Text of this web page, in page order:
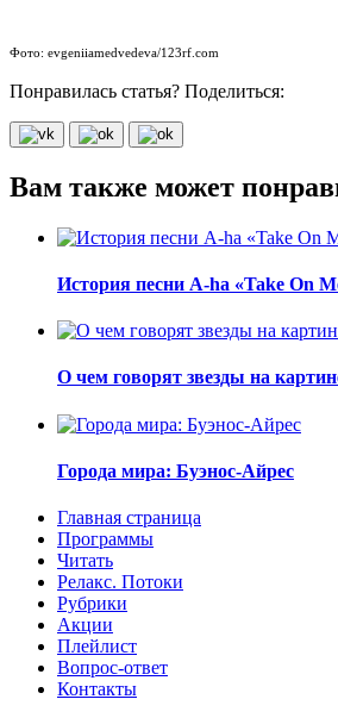
Фото: evgeniiamedvedeva/123rf.com
Понравилась статья? Поделиться:
Вам также может
История песни A-ha «Take On
О чем говорят звезды на
Города мира: Буэнос-Айрес
Главная страница
Программы
Читать
Релакс. Потоки
Рубрики
Акции
Плейлист
Вопрос-ответ
Контакты